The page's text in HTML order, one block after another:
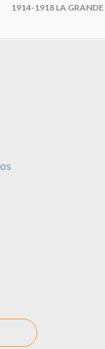
1914-1918 LA GRANDE